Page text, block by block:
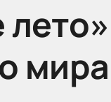
мира